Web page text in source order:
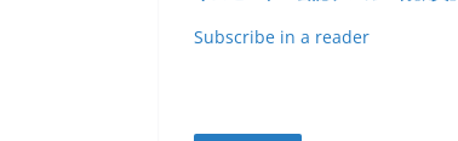
Subscribe in a reader